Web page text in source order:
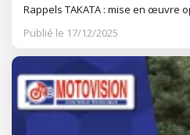
Rappels TAKATA : mise en œuvre
Publié le 17/12/2025